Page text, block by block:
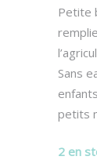
Petite
Sans
petits
2 en